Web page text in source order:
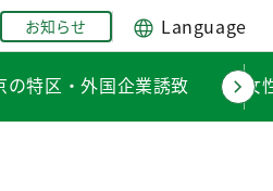
お知らせ Language
の特区・外国企業誘致 女